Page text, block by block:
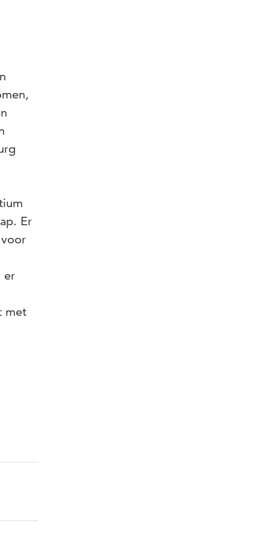
Er
er
met